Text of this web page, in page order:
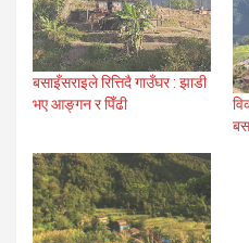
बसाइँसराइले रित्तिदै गाउँघर : झाडी
भए आङ्गन र पिँढी